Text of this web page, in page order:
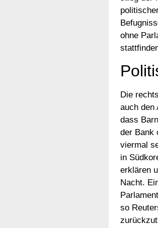
ohne
Die
auch den
dass
der Bank
viermal
in
erklären
Nacht.
so